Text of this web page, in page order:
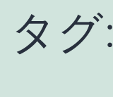
タグ: